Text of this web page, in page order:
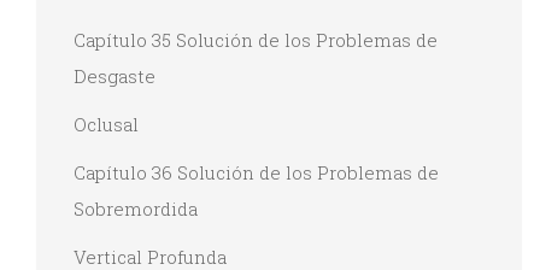
Capítulo 35 Solución de los Problemas de
Desgaste
Oclusal
Capítulo 36 Solución de los Problemas de
Sobremordida
Vertical Profunda